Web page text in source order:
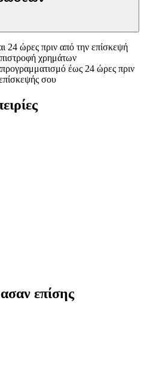
ώρες πριν από την επίσκεψή
χρημάτων
έως 24 ώρες πριν
σου
επίσης